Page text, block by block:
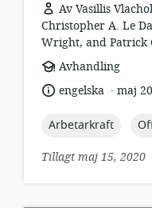
Av Vasillis
Christopher A. Le
Wright, and Patrick
resursformat:
Avhandling
språk:engelska . maj
topic:
Arbetarkraft
Tillagt maj 15, 2020